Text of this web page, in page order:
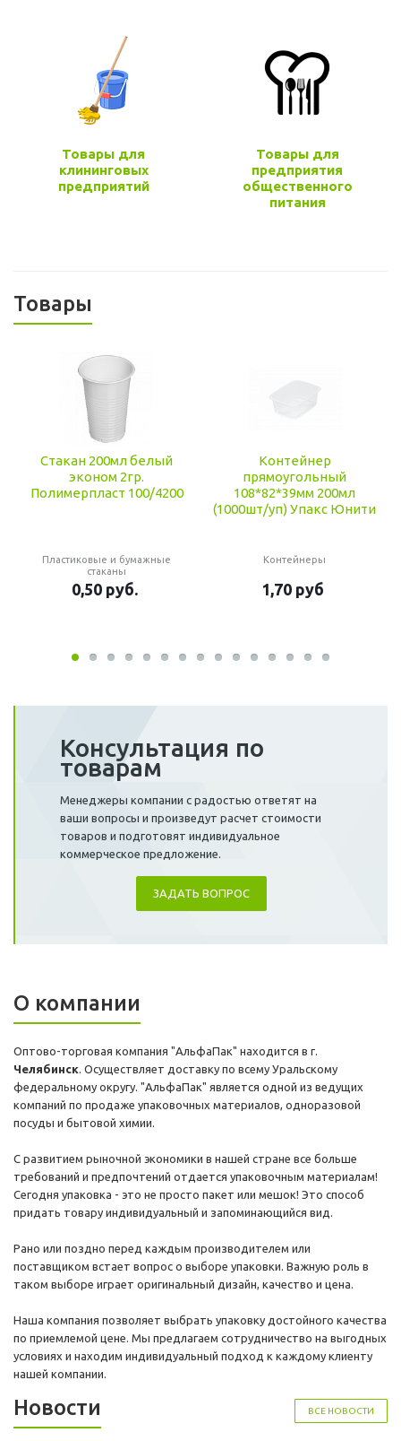
Товары для
клининговых
предприятий
Товары для
предприятия
общественного
питания
Товары
Стакан 200мл белый
эконом 2гр.
Полимерпласт 100/4200
Пластиковые и бумажные
стаканы
0,50 руб.
Контейнер
прямоугольный
108*82*39мм 200мл
(1000шт/уп) Упакс Юнити
Контейнеры
1,70 руб
Консультация по
товарам
Менеджеры компании с радостью ответят на
ваши вопросы и произведут расчет стоимости
товаров и подготовят индивидуальное
коммерческое предложение.
ЗАДАТЬ ВОПРОС
О компании
Оптово-торговая компания "АльфаПак" находится в г.
Челябинск. Осуществляет доставку по всему Уральскому
федеральному округу. "АльфаПак" является одной из ведущих
компаний по продаже упаковочных материалов, одноразовой
посуды и бытовой химии.
С развитием рыночной экономики в нашей стране все больше
требований и предпочтений отдается упаковочным материалам!
Сегодня упаковка - это не просто пакет или мешок! Это способ
придать товару индивидуальный и запоминающийся вид.
Рано или поздно перед каждым производителем или
поставщиком встает вопрос о выборе упаковки. Важную роль в
таком выборе играет оригинальный дизайн, качество и цена.
Наша компания позволяет выбрать упаковку достойного качества
по приемлемой цене. Мы предлагаем сотрудничество на выгодных
условиях и находим индивидуальный подход к каждому клиенту
нашей компании.
ВСЕ НОВОСТИ
Новости